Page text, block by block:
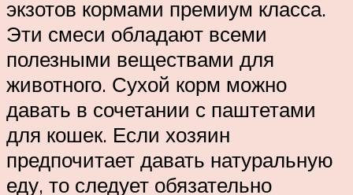
экзотов кормами премиум класса.
Эти смеси обладают всеми
полезными веществами для
животного. Сухой корм можно
давать в сочетании с паштетами
для кошек. Если хозяин
предпочитает давать натуральную
еду, то следует обязательно